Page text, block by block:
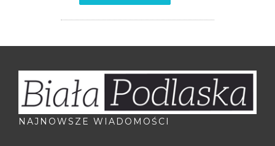
NAJNOWSZE WIADOMOŚCI